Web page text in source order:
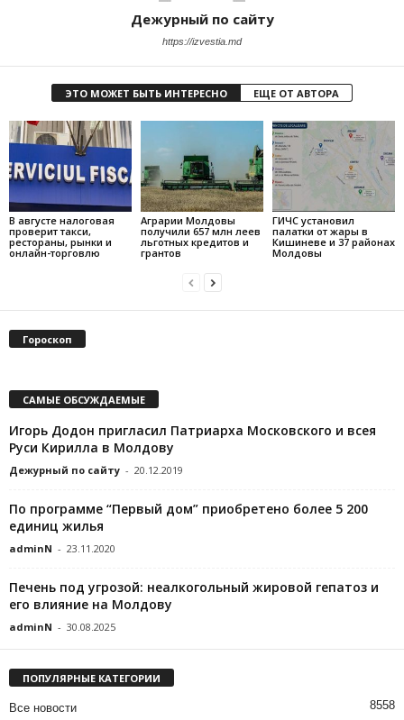
Дежурный по сайту
https://izvestia.md
ЭТО МОЖЕТ БЫТЬ ИНТЕРЕСНО ЕЩЕ ОТ АВТОРА
В августе налоговая
проверит такси,
рестораны, рынки и
онлайн-торговлю
Аграрии Молдовы
получили 657 млн леев
льготных кредитов и
грантов
ГИЧС установил
палатки от жары в
Кишиневе и 37 районах
Молдовы
Гороскоп
САМЫЕ ОБСУЖДАЕМЫЕ
Игорь Додон пригласил Патриарха Московского и всея
Руси Кирилла в Молдову
Дежурный по сайту - 20.12.2019
По программе “Первый дом” приобретено более 5 200
единиц жилья
adminN - 23.11.2020
Печень под угрозой: неалкогольный жировой гепатоз и
его влияние на Молдову
adminN - 30.08.2025
ПОПУЛЯРНЫЕ КАТЕГОРИИ
Все новости 8558